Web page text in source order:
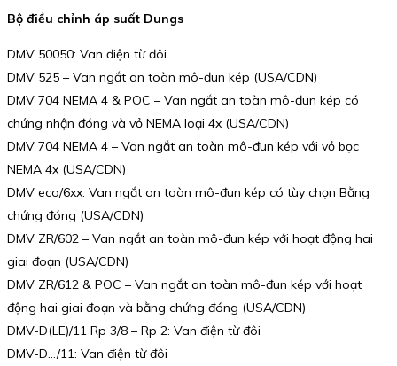
Bộ điều chỉnh áp suất Dungs
DMV 50050: Van điện từ đôi
DMV 525 – Van ngắt an toàn mô-đun kép (USA/CDN)
DMV 704 NEMA 4 & POC – Van ngắt an toàn mô-đun kép có
chứng nhận đóng và vỏ NEMA loại 4x (USA/CDN)
DMV 704 NEMA 4 – Van ngắt an toàn mô-đun kép với vỏ bọc
NEMA 4x (USA/CDN)
DMV eco/6xx: Van ngắt an toàn mô-đun kép có tùy chọn Bằng
chứng đóng (USA/CDN)
DMV ZR/602 – Van ngắt an toàn mô-đun kép với hoạt động hai
giai đoạn (USA/CDN)
DMV ZR/612 & POC – Van ngắt an toàn mô-đun kép với hoạt
động hai giai đoạn và bằng chứng đóng (USA/CDN)
DMV-D(LE)/11 Rp 3/8 – Rp 2: Van điện từ đôi
DMV-D…/11: Van điện từ đôi